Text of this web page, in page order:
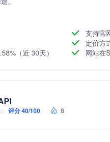
支持官
定价方
（近 30天）
网站在
评分 40/100 8